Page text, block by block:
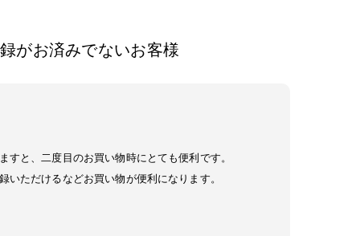
がお済みでないお客様
すと、二度目のお買い物時にとても便利です。
いただけるなどお買い物が便利になります。